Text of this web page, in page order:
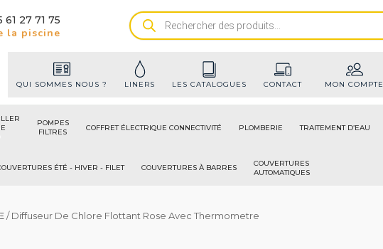
61 27 71 75
la piscine
Recherche
de
QUI SOMMES NOUS ? LINERS LES CATALOGUES CONTACT MON COMPTE
POMPES
FILTRES
COFFRET ÉLECTRIQUE CONNECTIVITÉ PLOMBERIE TRAITEMENT D’EAU
ÉTÉ - HIVER - FILET COUVERTURES À BARRES
COUVERTURES
AUTOMATIQUES
/ Diffuseur De Chlore Flottant Rose Avec Thermometre